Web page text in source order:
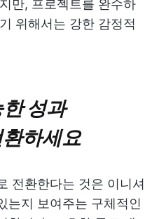
만, 프로젝트를 완수하
위해서는 강한 감정적
성과
하세요
전환한다는 것은 이니셔
는지 보여주는 구체적인